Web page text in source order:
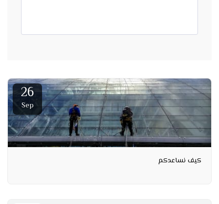
26
Sep
كيف نساعدكم